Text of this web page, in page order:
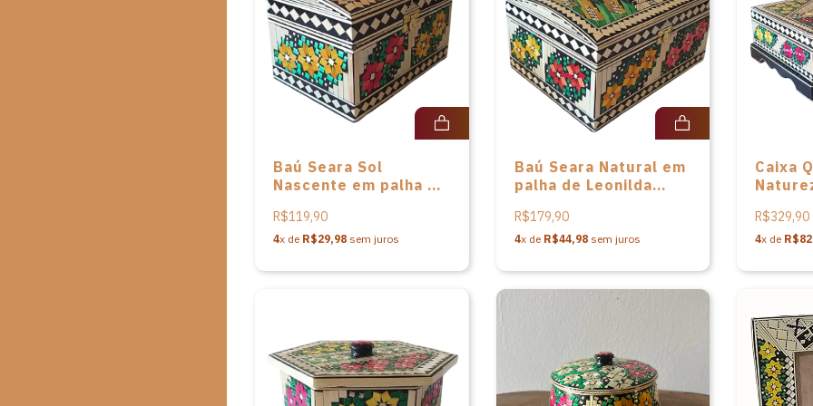
Baú Seara Sol
Nascente em palha de
R$119,90
4x de R$29,98 sem juros
Baú Seara Natural em
palha de Leonilda
R$179,90
4x de R$44,98sem juros
Caixa
R$329,90
4x de